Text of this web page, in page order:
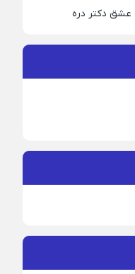
عشق دکتر دره